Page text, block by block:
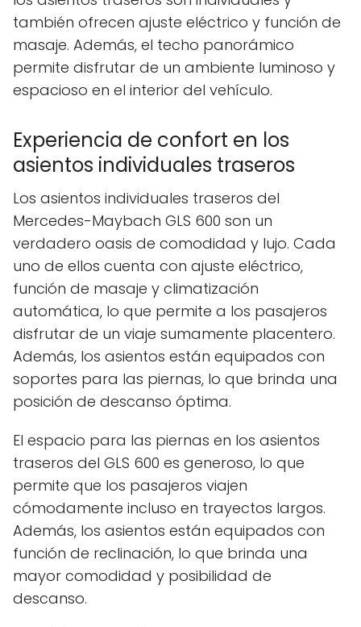
también ofrecen ajuste eléctrico y función de
masaje. Además, el techo panorámico
permite disfrutar de un ambiente luminoso y
espacioso en el interior del vehículo.
Experiencia de confort en los
asientos individuales traseros
Los asientos individuales traseros del
Mercedes-Maybach GLS 600 son un
verdadero oasis de comodidad y lujo. Cada
uno de ellos cuenta con ajuste eléctrico,
función de masaje y climatización
automática, lo que permite a los pasajeros
disfrutar de un viaje sumamente placentero.
Además, los asientos están equipados con
soportes para las piernas, lo que brinda una
posición de descanso óptima.
El espacio para las piernas en los asientos
traseros del GLS 600 es generoso, lo que
permite que los pasajeros viajen
cómodamente incluso en trayectos largos.
Además, los asientos están equipados con
función de reclinación, lo que brinda una
mayor comodidad y posibilidad de
descanso.